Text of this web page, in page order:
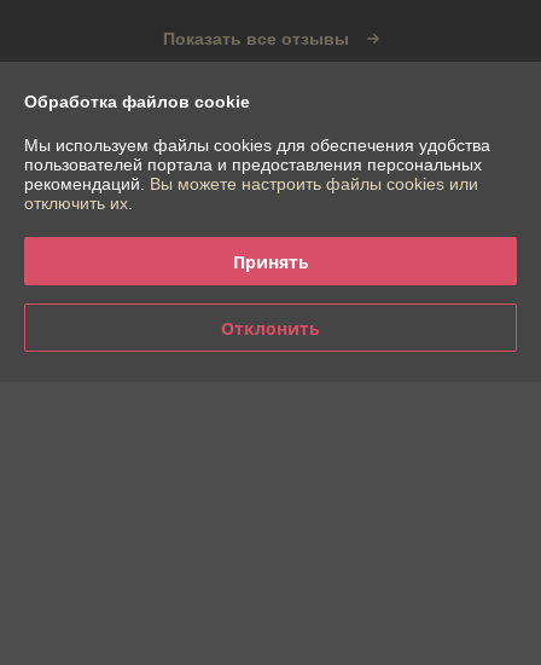
Показать все отзывы
Контакты
Доставка и оплата
График работы
Полная версия сайта
Обработка файлов cookie
Мы используем файлы cookies для обеспечения удобства
пользователей портала и предоставления персональных
рекомендаций. Вы можете настроить файлы cookies или
отключить их.
Принять
Отклонить